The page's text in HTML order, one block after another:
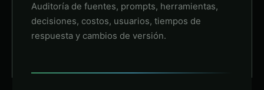
Auditoría de fuentes, prompts, herramientas,
decisiones, costos, usuarios, tiempos de
respuesta y cambios de versión.